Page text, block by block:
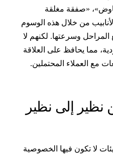
«صفقة مغلقة
من خلال هذه الوسوم
وسرعتها. لكنهم لا
يحافظ على العلاقة
العملاء المحتملين.
إلى نظير
تكون فيها الخصوصية